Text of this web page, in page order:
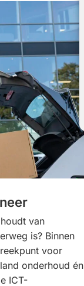
van
is? Binnen
voor
onderhoud én
ICT-